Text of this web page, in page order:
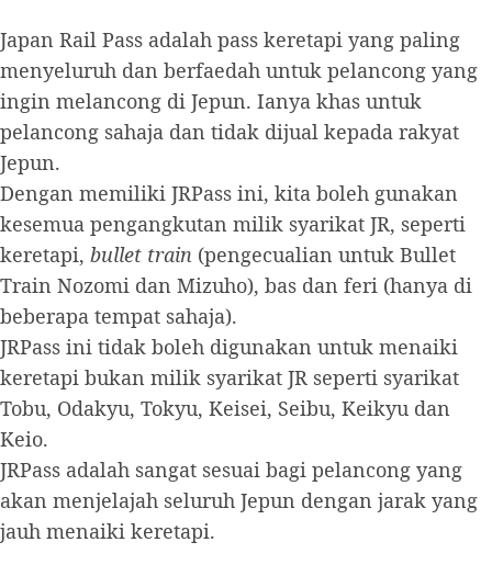
Japan Rail Pass adalah pass keretapi yang paling
menyeluruh dan berfaedah untuk pelancong yang
ingin melancong di Jepun. Ianya khas untuk
pelancong sahaja dan tidak dijual kepada rakyat
Jepun.
Dengan memiliki JRPass ini, kita boleh gunakan
kesemua pengangkutan milik syarikat JR, seperti
keretapi, bullet train (pengecualian untuk Bullet
Train Nozomi dan Mizuho), bas dan feri (hanya di
beberapa tempat sahaja).
JRPass ini tidak boleh digunakan untuk menaiki
keretapi bukan milik syarikat JR seperti syarikat
Tobu, Odakyu, Tokyu, Keisei, Seibu, Keikyu dan
Keio.
JRPass adalah sangat sesuai bagi pelancong yang
akan menjelajah seluruh Jepun dengan jarak yang
jauh menaiki keretapi.